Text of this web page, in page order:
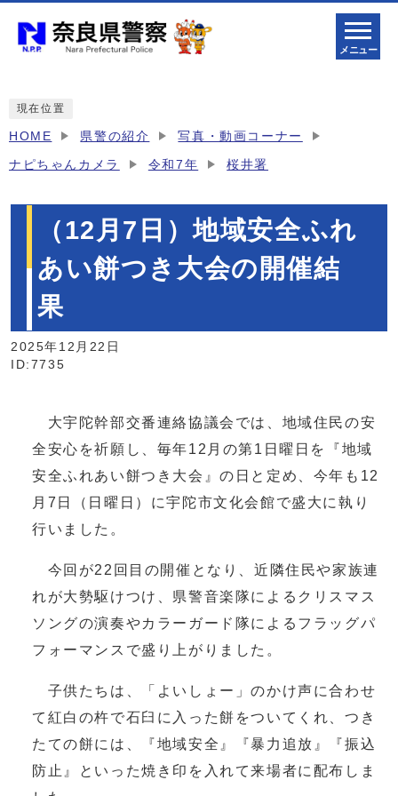
メニュー
現在位置
HOME 県警の紹介 写真・動画コーナー
ナピちゃんカメラ 令和7年 桜井署
（12月7日）地域安全ふれ
あい餅つき大会の開催結
果
2025年12月22日
ID:7735
大宇陀幹部交番連絡協議会では、地域住民の安
全安心を祈願し、毎年12月の第1日曜日を『地域
安全ふれあい餅つき大会』の日と定め、今年も12
月7日（日曜日）に宇陀市文化会館で盛大に執り
行いました。
今回が22回目の開催となり、近隣住民や家族連
れが大勢駆けつけ、県警音楽隊によるクリスマス
ソングの演奏やカラーガード隊によるフラッグパ
フォーマンスで盛り上がりました。
子供たちは、「よいしょー」のかけ声に合わせ
て紅白の杵で石臼に入った餅をついてくれ、つき
たての餅には、『地域安全』『暴力追放』『振込
防止』といった焼き印を入れて来場者に配布しま